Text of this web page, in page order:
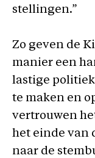
stellingen.”
Zo geven de
manier een
lastige
te maken en
vertrouwen
het einde van
naar de